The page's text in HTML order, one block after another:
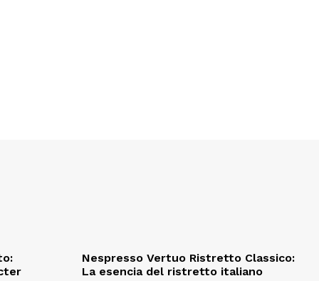
Nespresso Vertuo Ristretto Classico:
La esencia del ristretto italiano